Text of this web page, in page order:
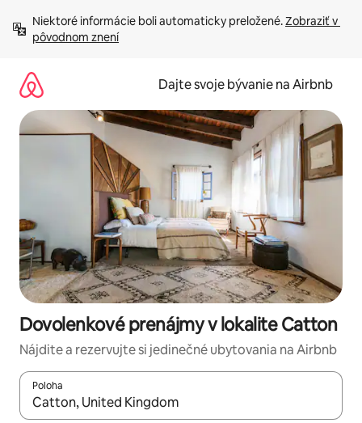
obsah.
Niektoré informácie boli automaticky preložené. Zobraziť v
pôvodnom znení
Dajte svoje bývanie na Airbnb
Dovolenkové prenájmy v lokalite Catton
Nájdite a rezervujte si jedinečné ubytovania na Airbnb
Poloha
Keď budú výsledky k dispozícii, môžete si ich prechádzať